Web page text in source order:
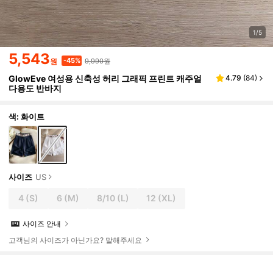
1/5
5,543원 -45% 9,990원
GlowEve 여성용 신축성 허리 그래픽 프린트 캐주얼
다용도 반바지
4.79 (84)
색: 화이트
사이즈 US
4 (S) 6 (M) 8/10(L) 12 (XL)
사이즈 안내
고객님의 사이즈가 아닌가요? 말해주세요